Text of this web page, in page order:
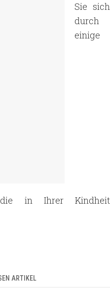
Sie sich
durch
einige
die in Ihrer Kindheit
ARTIKEL